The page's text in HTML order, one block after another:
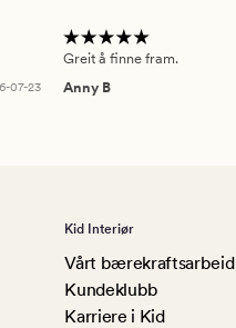
07-23
Greit å finne fram.
Anny B
Kid Interiør
Vårt bærekraftsarbeid
Kundeklubb
Karriere i Kid